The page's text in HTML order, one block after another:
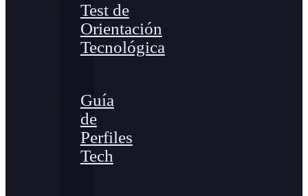
Test de
Orientación
Tecnológica
Guía
de
Perfiles
Tech